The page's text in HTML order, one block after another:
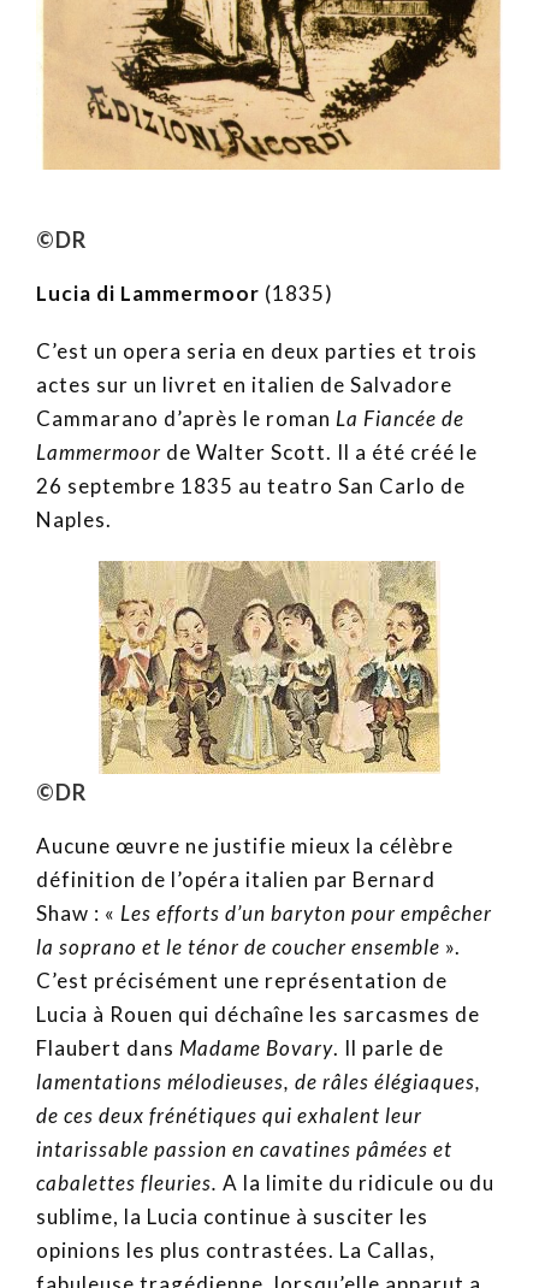
©DR
Lucia di Lammermoor (1835)
C’est un opera seria en deux parties et trois
actes sur un livret en italien de Salvadore
Cammarano d’après le roman La Fiancée de
Lammermoor de Walter Scott. Il a été créé le
26 septembre 1835 au teatro San Carlo de
Naples.
©DR
Aucune œuvre ne justifie mieux la célèbre
définition de l’opéra italien par Bernard
Shaw : « Les efforts d’un baryton pour empêcher
la soprano et le ténor de coucher ensemble ».
C’est précisément une représentation de
Lucia à Rouen qui déchaîne les sarcasmes de
Flaubert dans Madame Bovary. Il parle de
lamentations mélodieuses, de râles élégiaques,
de ces deux frénétiques qui exhalent leur
intarissable passion en cavatines pâmées et
cabalettes fleuries. A la limite du ridicule ou du
sublime, la Lucia continue à susciter les
opinions les plus contrastées. La Callas,